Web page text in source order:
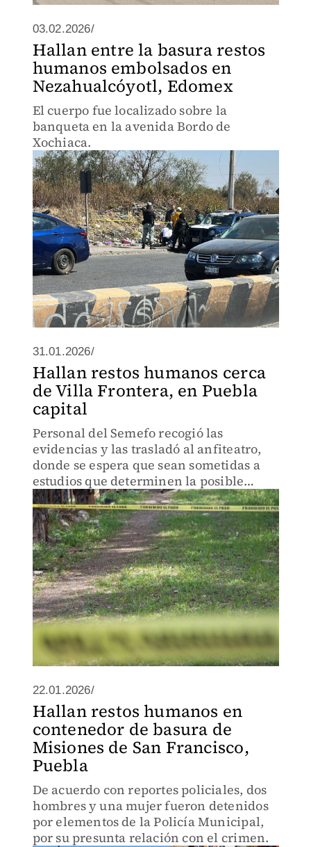
03.02.2026/
Hallan entre la basura restos
humanos embolsados en
Nezahualcóyotl, Edomex
El cuerpo fue localizado sobre la
banqueta en la avenida Bordo de
Xochiaca.
31.01.2026/
Hallan restos humanos cerca
de Villa Frontera, en Puebla
capital
Personal del Semefo recogió las
evidencias y las trasladó al anfiteatro,
donde se espera que sean sometidas a
estudios que determinen la posible
identificación de la víctima.
22.01.2026/
Hallan restos humanos en
contenedor de basura de
Misiones de San Francisco,
Puebla
De acuerdo con reportes policiales, dos
hombres y una mujer fueron detenidos
por elementos de la Policía Municipal,
por su presunta relación con el crimen.